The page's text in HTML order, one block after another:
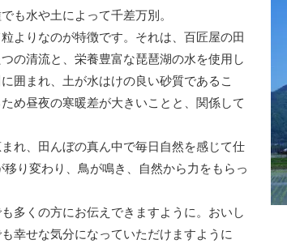
も水や土によって千差万別。
よりなのが特徴です。それは、百匠屋の田
の清流と、栄養豊富な琵琶湖の水を使用し
囲まれ、土が水はけの良い砂質であるこ
め昼夜の寒暖差が大きいことと、関係して
れ、田んぼの真ん中で毎日自然を感じて仕
り変わり、鳥が鳴き、自然から力をもらっ
多くの方にお伝えできますように。おいし
幸せな気分になっていただけますように